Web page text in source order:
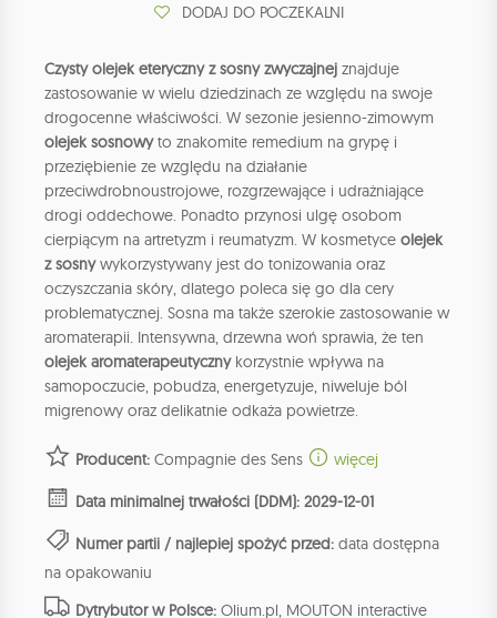
DODAJ DO POCZEKALNI
Czysty olejek eteryczny z sosny zwyczajnej znajduje
zastosowanie w wielu dziedzinach ze względu na swoje
drogocenne właściwości. W sezonie jesienno-zimowym
olejek sosnowyto znakomite remedium na grypę i
przeziębienie ze względu na działanie
przeciwdrobnoustrojowe, rozgrzewające i udrażniające
drogi oddechowe. Ponadto przynosi ulgę osobom
cierpiącym na artretyzm i reumatyzm. W kosmetyce olejek
z sosnywykorzystywany jest do tonizowania oraz
oczyszczania skóry, dlatego poleca się go dla cery
problematycznej. Sosna ma także szerokie zastosowanie w
aromaterapii. Intensywna, drzewna woń sprawia, że ten
olejek aromaterapeutycznykorzystnie wpływa na
samopoczucie, pobudza, energetyzuje, niweluje ból
migrenowy oraz delikatnie odkaża powietrze.
Producent: Compagnie des Sens więcej
Data minimalnej trwałości (DDM): 2029-12-01
Numer partii / najlepiej spożyć przed: data dostępna
na opakowaniu
Dytrybutor w Polsce: Olium.pl, MOUTON interactive